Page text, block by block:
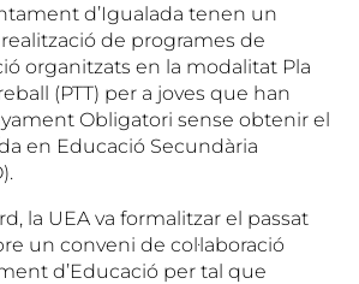
d’Igualada tenen un
de programes de
organitzats en la modalitat Pla
(PTT) per a joves que han
Obligatori sense obtenir el
en Educació Secundària
la UEA va formalitzar el passat
un conveni de col·laboració
d’Educació per tal que